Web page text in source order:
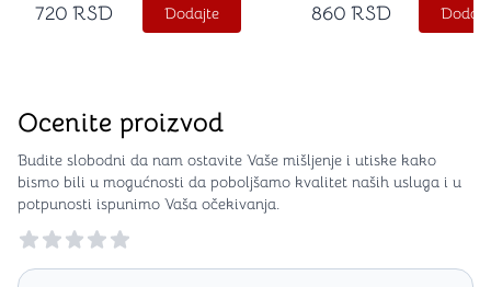
720 RSD Dodajte 860 RSD
Ocenite proizvod
Budite slobodni da nam ostavite Vaše mišljenje i utiske kako
bismo bili u mogućnosti da poboljšamo kvalitet naših usluga i u
potpunosti ispunimo Vaša očekivanja.
Reviews